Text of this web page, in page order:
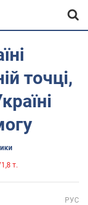
точці,
т.
РУС